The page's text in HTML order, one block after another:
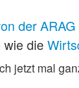
der
wie die
jetzt mal